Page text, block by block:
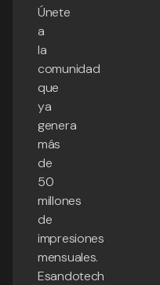
Únete
a
la
comunidad
que
ya
genera
más
de
50
millones
de
impresiones
mensuales.
Esandotech